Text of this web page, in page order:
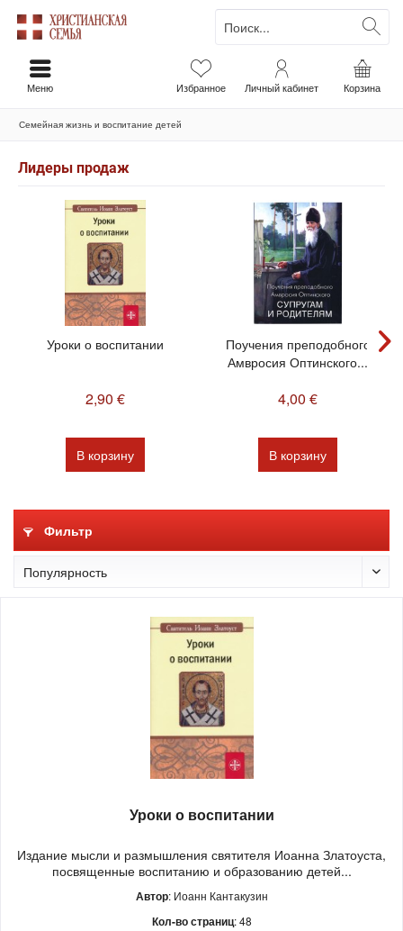
Корзина
Избранное Личный кабинет
Меню
Семейная жизнь и воспитание детей
Лидеры продаж
Уроки о воспитании
2,90 €
В корзину
Поучения преподобного
Амвросия Оптинского...
4,00 €
В корзину
Фильтр
Уроки о воспитании
Издание мысли и размышления святителя Иоанна Златоуста,
посвященные воспитанию и образованию детей...
Автор: Иоанн Кантакузин
Кол-во страниц: 48